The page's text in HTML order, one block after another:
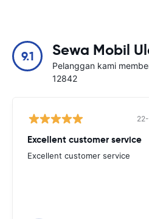
9.1 Sewa Mobil
Pelanggan kami
12842
Excellent customer service
Excellent customer service